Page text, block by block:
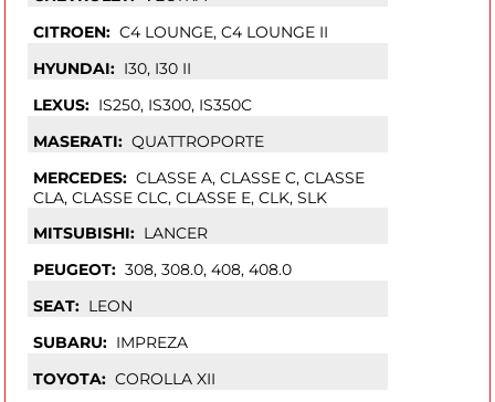
CITROEN: C4 LOUNGE, C4 LOUNGE II
HYUNDAI: I30, I30 II
LEXUS: IS250, IS300, IS350C
MASERATI: QUATTROPORTE
MERCEDES:CLASSE A, CLASSE C, CLASSE
CLA, CLASSE CLC, CLASSE E, CLK, SLK
MITSUBISHI: LANCER
PEUGEOT: 308, 308.0, 408, 408.0
SEAT: LEON
SUBARU: IMPREZA
TOYOTA: COROLLA XII